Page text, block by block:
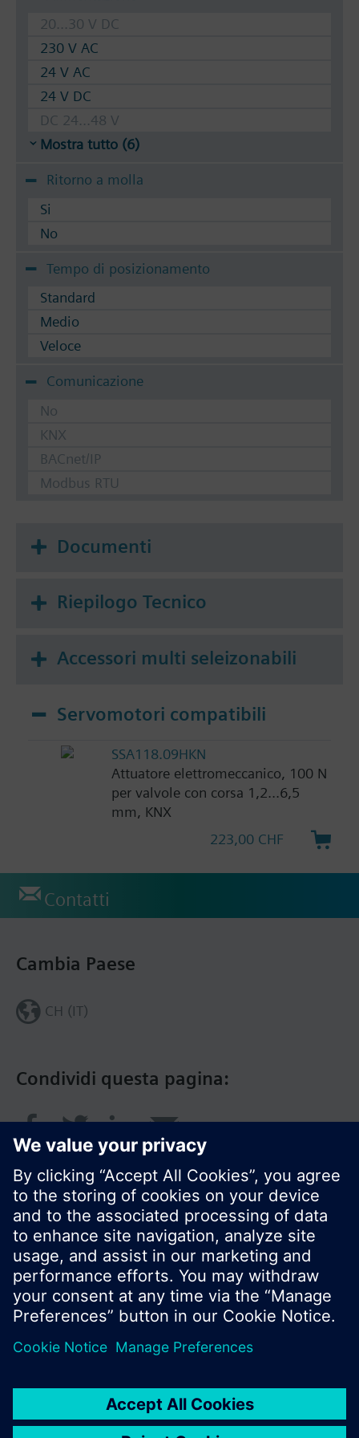
Le valvole possono essere azionate con gli attuatori
per corpi scaldanti Siemens SSA../STA../STS61 o con
20...30 V DC
230 V AC
24 V AC
24 V DC
DC 24...48 V
Mostra tutto (6)
Ritorno a molla
Si
No
Tempo di posizionamento
Standard
Medio
Veloce
Comunicazione
No
KNX
BACnet/IP
Modbus RTU
Documenti
Riepilogo Tecnico
Accessori multi seleizonabili
Servomotori compatibili
SSA118.09HKN
Attuatore elettromeccanico, 100 N
per valvole con corsa 1,2...6,5
mm, KNX
223,00 CHF
Contatti
Condividi questa pagina:
Cambia Paese
CH (IT)
© Siemens Switzerland Ltd. 2018
I prodotti e i pressi possono variare a seconda del
Termini d'utilizzo